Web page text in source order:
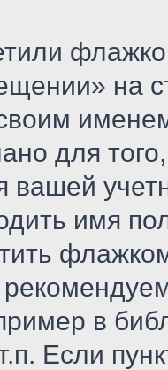
на
для
вашей
имя
в
Если